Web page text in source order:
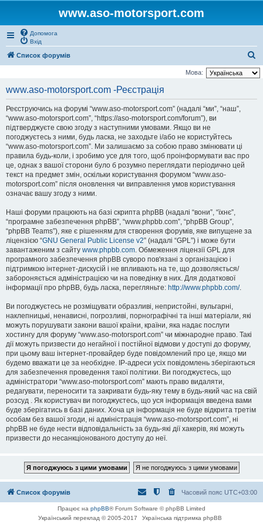
www.aso-motorsport.com
Допомога
Вхід
Список форумів
о
Мова:
www.aso-motorsport.com -Реєстрація
Реєструючись на форумі “www.aso-motorsport.com” (надалі “ми”, “наш”,
“www.aso-motorsport.com”, “https://aso-motorsport.com/forum”), ви
підтверджуєте свою згоду з наступними умовами. Якщо ви не
погоджуєтесь з ними, будь ласка, не заходьте і/або не користуйтесь
“www.aso-motorsport.com”. Ми залишаємо за собою право змінювати ці
правила будь-коли, і зробимо усе для того, щоб проінформувати вас про
це, однак з вашої сторони було б розумно переглядати періодично цей
текст на предмет змін, оскільки користування форумом “www.aso-
motorsport.com” після оновлення чи виправлення умов користування
означає вашу згоду з ними.
Наші форуми працюють на базі скрипта phpBB (надалі “вони”, “їхнє”,
“програмне забезпечення phpBB”, “www.phpbb.com”, “phpBB Group”,
“phpBB Teams”), яке є рішенням для створення форумів, яке випущене за
ліцензією “GNU General Public License v2” (надалі “GPL”) і може бути
завантаженим з сайту www.phpbb.com. Обмеження ліцензії GPL для
програмного забезпечення phpBB суворо пов'язані з організацією і
підтримкою інтернет-дискусій і не впливають на те, що дозволяється/
забороняється адміністрацією чи на поведінку в них. Для додаткової
інформації про phpBB, будь ласка, перегляньте: http://www.phpbb.com/.
Ви погоджуєтесь не розміщувати образливі, непристойні, вульгарні,
наклепницькі, ненависні, погрозливі, порнографічні та інші матеріали, які
можуть порушувати закони вашої країни, країни, яка надає послуги
хостингу для форуму “www.aso-motorsport.com” чи міжнародне право. Такі
дії можуть призвести до негайної і постійної відмови у доступі до форуму,
при цьому ваш інтернет-провайдер буде повідомлений про це, якщо ми
будемо вважати це за необхідне. IP-адреси усіх повідомлень зберігаються
для забезпечення проведення такої політики. Ви погоджуєтесь, що
адміністратори “www.aso-motorsport.com” мають право видаляти,
редагувати, переносити та закривати будь-яку тему в будь-який час на свій
розсуд . Як користувач ви погоджуєтесь, що уся інформація введена вами
буде зберігатись в базі даних. Хоча ця інформація не буде відкрита третім
особам без вашої згоди, ні адміністрація “www.aso-motorsport.com”, ні
phpBB не буде нести відповідальність за будь-які дії хакерів, які можуть
призвести до несанкціонованого доступу до неї.
Список форумів Часовий пояс UTC+03:00
Працює на phpBB® Forum Software © phpBB Limited
Український переклад © 2005-2017
Українська підтримка phpBB